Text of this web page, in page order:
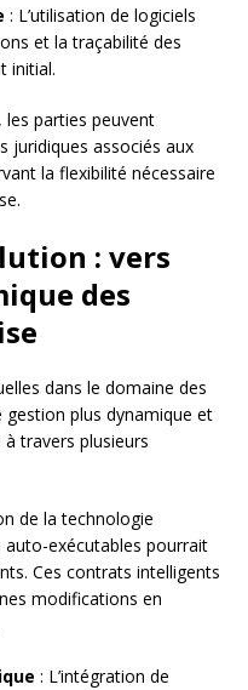
: L’utilisation de logiciels
et la traçabilité des
initial.
les parties peuvent
juridiques associés aux
la flexibilité nécessaire
: vers
des
dans le domaine des
gestion plus dynamique et
travers plusieurs
de la technologie
exécutables pourrait
Ces contrats intelligents
modifications en
: L’intégration de